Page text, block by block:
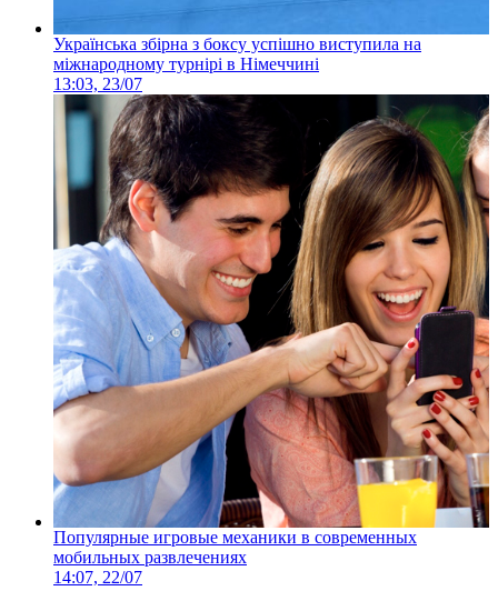
Українська збірна з боксу успішно виступила на
міжнародному турнірі в Німеччині
13:03, 23/07
Популярные игровые механики в современных
мобильных развлечениях
14:07, 22/07